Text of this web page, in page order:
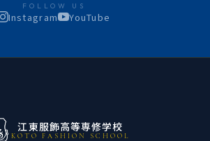
FOLLOW US
Instagram YouTube
江東服飾高等専修学校
KOTO FASHION SCHOOL